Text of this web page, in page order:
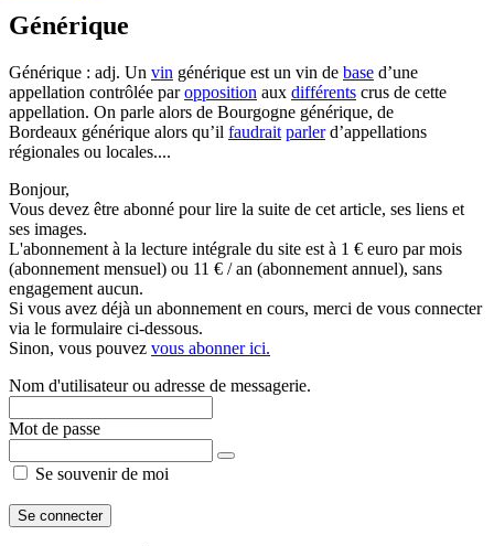
Générique
Générique : adj. Un vin générique est un vin de base d’une
appellation contrôlée paropposition aux différents crus de cette
appellation. On parle alors de Bourgogne générique, de
Bordeaux générique alors qu’il faudrait parlerd’appellations
régionales ou locales....
Bonjour,
Vous devez être abonné pour lire la suite de cet article, ses liens et
ses images.
L'abonnement à la lecture intégrale du site est à 1 € euro par mois
(abonnement mensuel) ou 11 € / an (abonnement annuel), sans
engagement aucun.
Si vous avez déjà un abonnement en cours, merci de vous connecter
via le formulaire ci-dessous.
Sinon, vous pouvez vous abonner ici.
Nom d'utilisateur ou adresse de messagerie.
Mot de passe
Se souvenir de moi